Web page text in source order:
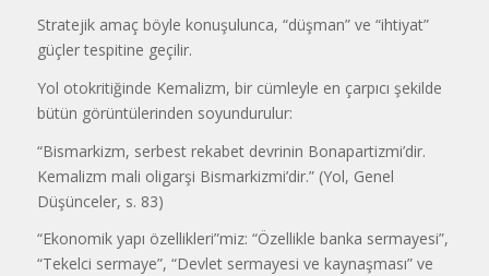
Stratejik amaç böyle konuşulunca, “düşman” ve “ihtiyat”
güçler tespitine geçilir.
Yol otokritiğinde Kemalizm, bir cümleyle en çarpıcı şekilde
bütün görüntülerinden soyundurulur:
“Bismarkizm, serbest rekabet devrinin Bonapartizmi’dir.
Kemalizm mali oligarşi Bismarkizmi’dir.” (Yol, Genel
Düşünceler, s. 83)
“Ekonomik yapı özellikleri”miz: “Özellikle banka sermayesi”,
“Tekelci sermaye”, “Devlet sermayesi ve kaynaşması” ve